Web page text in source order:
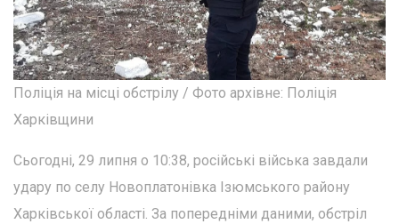
Поліція на місці обстрілу / Фото архівне: Поліція
Харківщини
Сьогодні, 29 липня о 10:38, російські війська завдали
удару по селу Новоплатонівка Ізюмського району
Харківської області. За попередніми даними, обстріл